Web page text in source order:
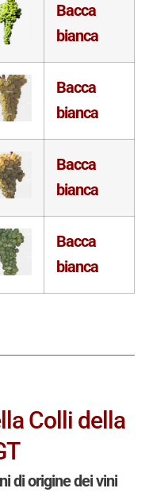
Bacca
bianca
Bacca
bianca
Bacca
bianca
Bacca
bianca
Colli della
di origine dei vini